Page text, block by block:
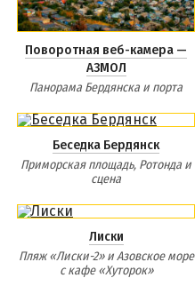
Поворотная веб-камера —
АЗМОЛ
Панорама Бердянска и порта
Беседка Бердянск
Приморская площадь, Ротонда и
сцена
Лиски
Пляж «Лиски-2» и Азовское море
с кафе «Хуторок»